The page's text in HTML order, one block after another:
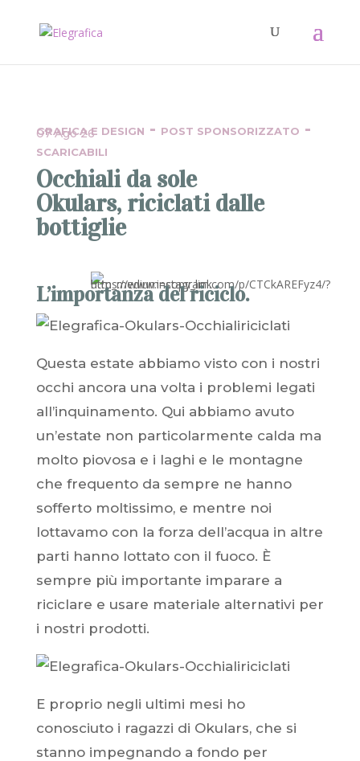
GRAFICA E DESIGN - POST SPONSORIZZATO -
SCARICABILI
07 Ago 26
Occhiali da sole
Okulars, riciclati dalle
bottiglie
L’importanza del riciclo.
Questa estate abbiamo visto con i nostri
occhi ancora una volta i problemi legati
all’inquinamento. Qui abbiamo avuto
un’estate non particolarmente calda ma
molto piovosa e i laghi e le montagne
che frequento da sempre ne hanno
sofferto moltissimo, e mentre noi
lottavamo con la forza dell’acqua in altre
parti hanno lottato con il fuoco. È
sempre più importante imparare a
riciclare e usare materiale alternativi per
i nostri prodotti.
E proprio negli ultimi mesi ho
conosciuto i ragazzi di Okulars, che si
stanno impegnando a fondo per